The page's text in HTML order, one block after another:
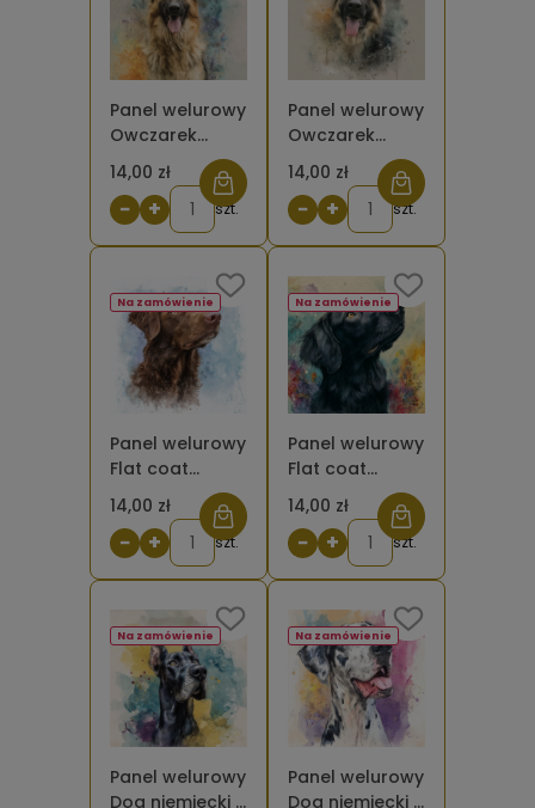
Panel welurowy
Owczarek
niemiecki
długowłosy 2
malowany [6-
14,00 zł
− + szt.
Panel welurowy
Owczarek
niemiecki
długowłosy 1
malowany [6-
14,00 zł
− + szt.
Panel welurowy
Flat coat
retriever
brązowy
malowany [6-
14,00 zł
Na zamówienie
− + szt.
Panel welurowy
Flat coat
retriever czarny
malowany [6-
8]
14,00 zł
Na zamówienie
− + szt.
Panel welurowy
Dog niemiecki 3
Na zamówienie
Panel welurowy
Dog niemiecki 2
Na zamówienie